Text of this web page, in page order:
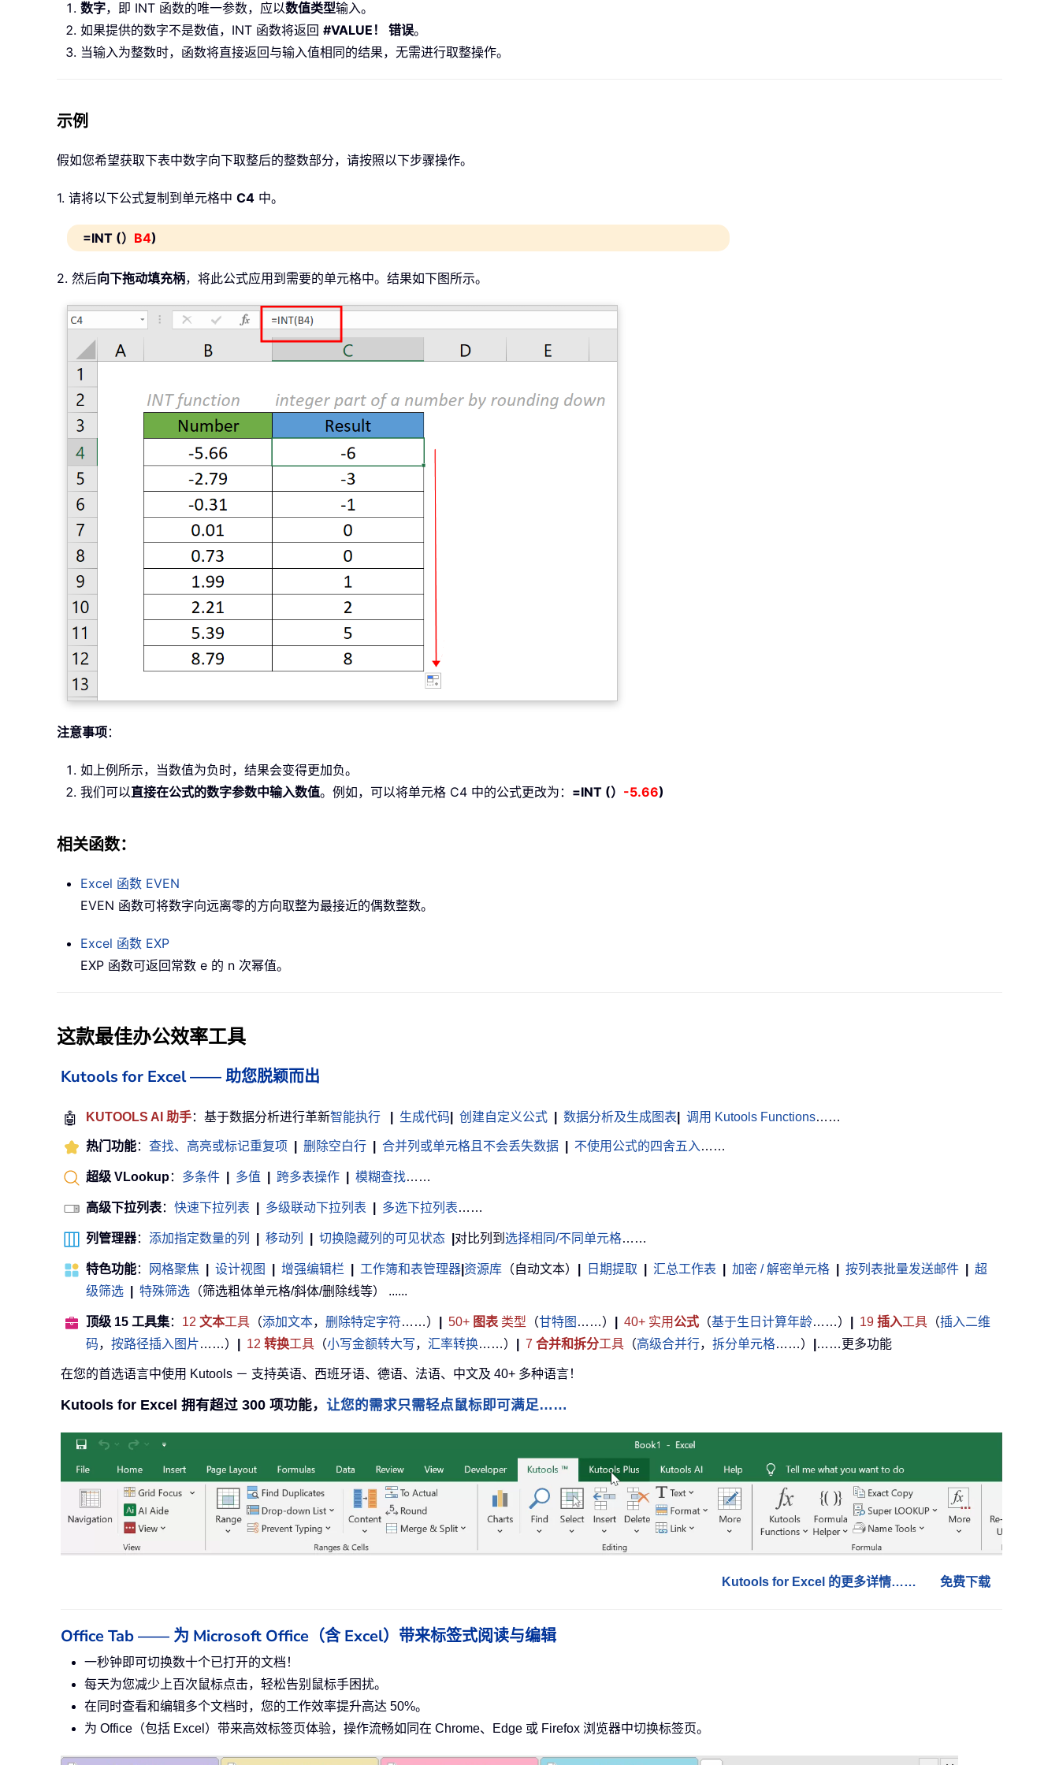
数字，即 INT 函数的唯一参数，应以数值类型输入。
如果提供的数字不是数值，INT 函数将返回 #VALUE！ 错误。
当输入为整数时，函数将直接返回与输入值相同的结果，无需进行取整操作。
示例
假如您希望获取下表中数字向下取整后的整数部分，请按照以下步骤操作。
1. 请将以下公式复制到单元格中 C4 中。
=INT (） B4)
2. 然后向下拖动填充柄，将此公式应用到需要的单元格中。结果如下图所示。
注意事项：
如上例所示，当数值为负时，结果会变得更加负。
我们可以直接在公式的数字参数中输入数值。例如，可以将单元格 C4 中的公式更改为： =INT (） -5.66)
相关函数：
Excel 函数 EVEN
EVEN 函数可将数字向远离零的方向取整为最接近的偶数整数。
Excel 函数 EXP
EXP 函数可返回常数 e 的 n 次幂值。
这款最佳办公效率工具
Kutools for Excel —— 助您脱颖而出
🤖 KUTOOLS AI 助手：基于数据分析进行革新智能执行 生成代码 创建自定义公式 数据分析及生成图表 调用 Kutools Functions……
热门功能： 查找、高亮或标记重复项 删除空白行 合并列或单元格且不会丢失数据 不使用公式的四舍五入 ……
超级 VLookup： 多条件 多值 跨多表操作 模糊查找……
高级下拉列表： 快速下拉列表 多级联动下拉列表 多选下拉列表……
列管理器： 添加指定数量的列 移动列 切换隐藏列的可见状态 对比列到 选择相同/不同单元格……
特色功能： 网格聚焦 设计视图 增强编辑栏 工作簿和表管理器 资源库 （自动文本） 日期提取 汇总工作表 加密 / 解密单元格 按列表批量发送邮件
超
级筛选
特殊筛选 （筛选粗体单元格/斜体/删除线等） ......
顶级 15 工具集： 12 文本工具 （添加文本， 删除特定字符……） 50+ 图表 类型 （甘特图 ……） 40+ 实用公式 （基于生日计算年龄……） 19 插入工具 （插入二维
码， 按路径插入图片……） 12 转换工具 （小写金额转大写， 汇率转换……） 7 合并和拆分工具 （高级合并行， 拆分单元格……） ……更多功能
在您的首选语言中使用 Kutools － 支持英语、西班牙语、德语、法语、中文及 40+ 多种语言！
Kutools for Excel 拥有超过 300 项功能， 让您的需求只需轻点鼠标即可满足……
Kutools for Excel 的更多详情…… 免费下载
Office Tab —— 为 Microsoft Office（含 Excel）带来标签式阅读与编辑
一秒钟即可切换数十个已打开的文档！
每天为您减少上百次鼠标点击，轻松告别鼠标手困扰。
在同时查看和编辑多个文档时，您的工作效率提升高达 50%。
为 Office（包括 Excel）带来高效标签页体验，操作流畅如同在 Chrome、Edge 或 Firefox 浏览器中切换标签页。